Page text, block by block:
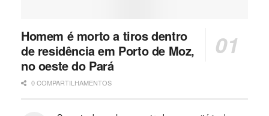
Homem é morto a tiros dentro
de residência em Porto de Moz,
no oeste do Pará
0 COMPARTILHAMENTOS